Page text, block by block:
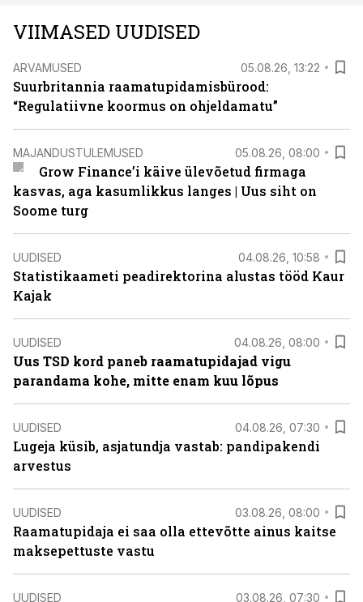
VIIMASED UUDISED
ARVAMUSED 05.08.26, 13:22
Suurbritannia raamatupidamisbürood:
“Regulatiivne koormus on ohjeldamatu”
MAJANDUSTULEMUSED 05.08.26, 08:00
Grow Finance’i käive ülevõetud firmaga
kasvas, aga kasumlikkus langes | Uus siht on
Soome turg
UUDISED 04.08.26, 10:58
Statistikaameti peadirektorina alustas tööd Kaur
Kajak
UUDISED 04.08.26, 08:00
Uus TSD kord paneb raamatupidajad vigu
parandama kohe, mitte enam kuu lõpus
UUDISED 04.08.26, 07:30
Lugeja küsib, asjatundja vastab: pandipakendi
arvestus
UUDISED 03.08.26, 08:00
Raamatupidaja ei saa olla ettevõtte ainus kaitse
maksepettuste vastu
UUDISED 03.08.26, 07:30